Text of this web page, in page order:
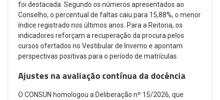
foi destacada. Segundo os números apresentados ao
Conselho, o percentual de faltas caiu para 15,88%, o menor
índice registrado nos últimos anos. Para a Reitoria, os
indicadores reforçam a recuperação da procura pelos
cursos ofertados no Vestibular de Inverno e apontam
perspectivas positivas para o período de matrículas.
Ajustes na avaliação contínua da docência
O CONSUN homologou a Deliberação nº 15/2026, que